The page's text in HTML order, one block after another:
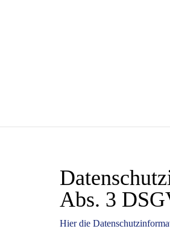
Abs. 3
Hier die